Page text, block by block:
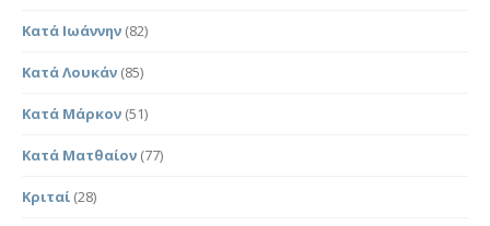
Κατά Ιωάννην (82)
Κατά Λουκάν (85)
Κατά Μάρκον (51)
Κατά Ματθαίον (77)
Κριταί (28)